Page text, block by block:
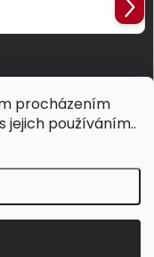
procházením
jejich používáním..
se
práva vyhrazena.